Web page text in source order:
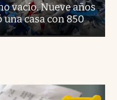
vacío. Nueve años
casa con 850